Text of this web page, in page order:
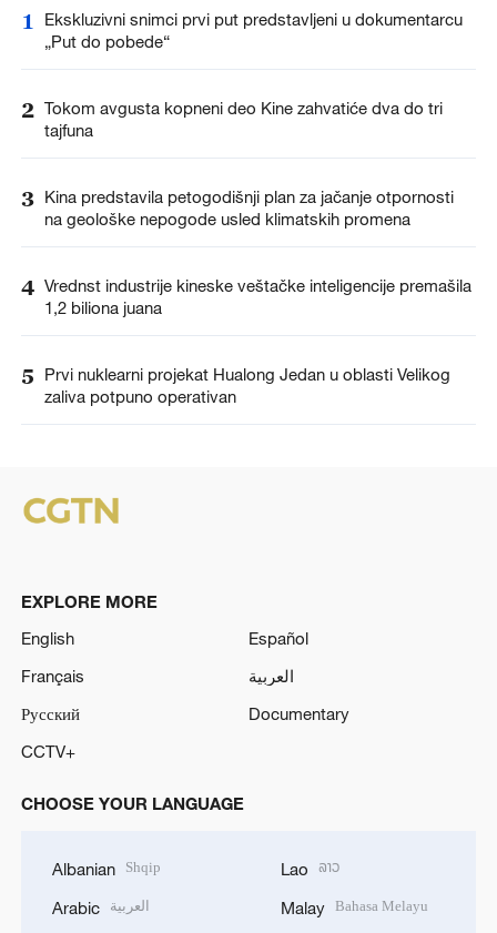
1
Ekskluzivni snimci prvi put predstavljeni u dokumentarcu
„Put do pobede“
2 Tokom avgusta kopneni deo Kine zahvatiće dva do tri
tajfuna
3 Kina predstavila petogodišnji plan za jačanje otpornosti
na geološke nepogode usled klimatskih promena
4 Vrednst industrije kineske veštačke inteligencije premašila
1,2 biliona juana
5
Prvi nuklearni projekat Hualong Jedan u oblasti Velikog
zaliva potpuno operativan
EXPLORE MORE
English
Español
Français
العربية
Русский
Documentary
CCTV+
CHOOSE YOUR LANGUAGE
Albanian Shqip
Arabic العربية
Lao ລາວ
Malay Bahasa Melayu